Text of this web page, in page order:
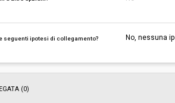
seguenti ipotesi di collegamento? No, nessuna
(0)